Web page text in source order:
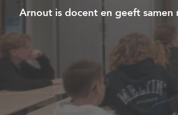
Arnout is docent en geeft